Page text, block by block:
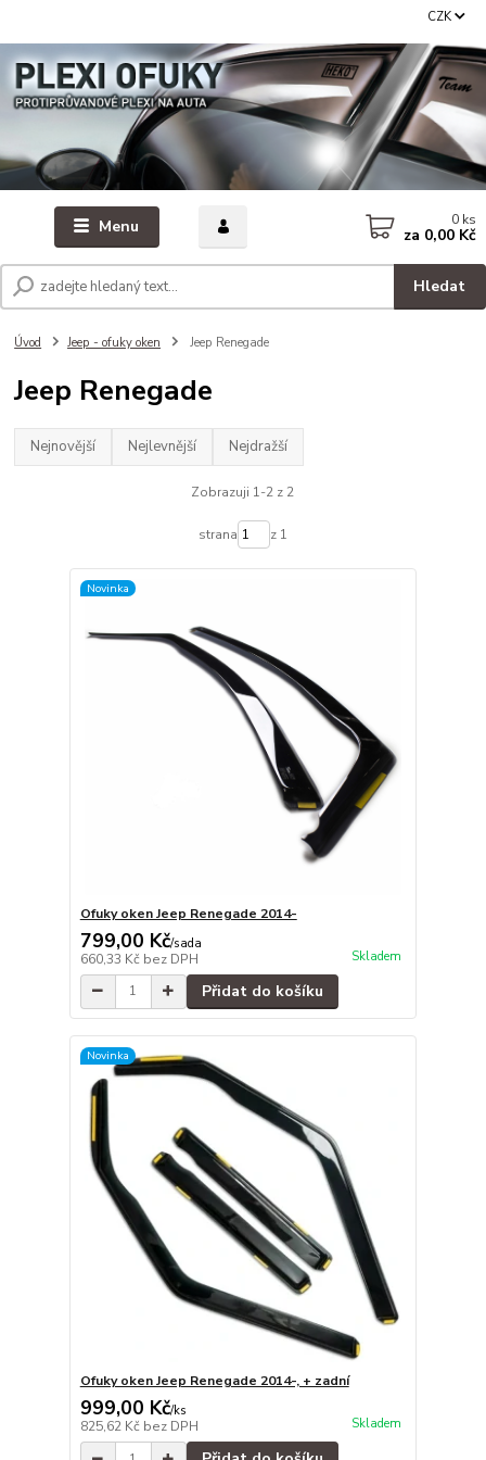
Menu
CZK
Hledat
0 ks
za 0,00 Kč
Úvod Jeep - ofuky oken Jeep Renegade
Jeep Renegade
Nejnovější Nejlevnější Nejdražší
Zobrazuji 1-2 z 2
strana z 1
Novinka
Ofuky oken Jeep Renegade 2014-
799,00 Kč/sada
660,33 Kč bez DPH Skladem
Přidat do košíku
Novinka
Ofuky oken Jeep Renegade 2014-, + zadní
999,00 Kč/ks
825,62 Kč bez DPH Skladem